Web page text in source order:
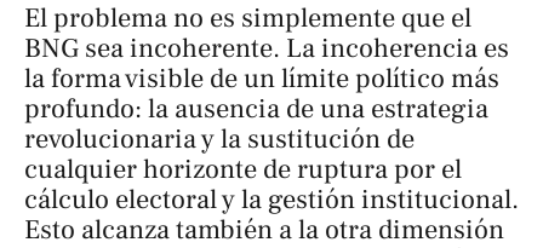
El problema no es simplemente que el
BNG sea incoherente. La incoherencia es
la forma visible de un límite político más
profundo: la ausencia de una estrategia
revolucionaria y la sustitución de
cualquier horizonte de ruptura por el
cálculo electoral y la gestión institucional.
Esto alcanza también a la otra dimensión